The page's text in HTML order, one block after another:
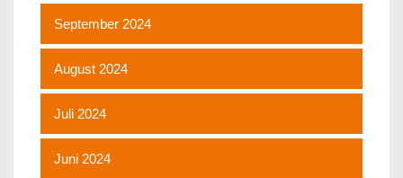
September 2024
August 2024
Juli 2024
Juni 2024